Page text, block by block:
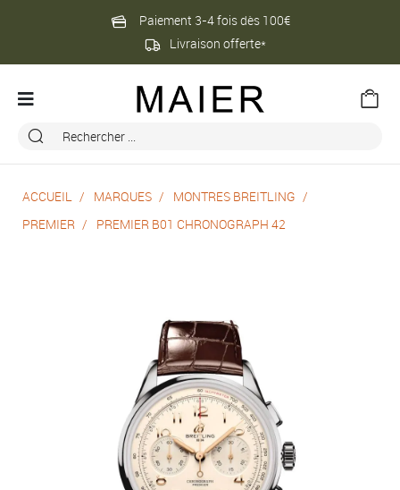
Paiement 3-4 fois dès 100€
Livraison offerte*
ACCUEIL MARQUES
MONTRES BREITLING
PREMIER
PREMIER B01 CHRONOGRAPH 42